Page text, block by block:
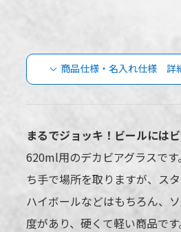
商品仕様・名入れ仕様 詳
品番
容量
本体カラー ク
まるでジョッキ！ビールには
620ml用のデカビアグラスで
ち手で場所を取りますが、ス
ハイボールなどはもちろん、
度があり、硬くて軽い商品です